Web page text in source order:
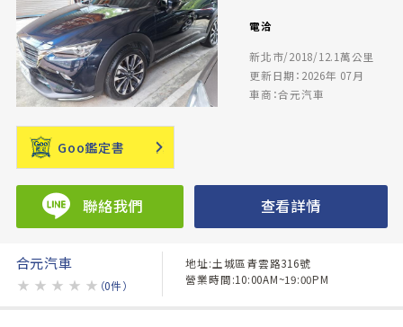
電洽
新北市/2018/12.1萬公里
更新日期：2026年 07月
車商：合元汽車
Goo鑑定書
聯絡我們 查看詳情
合元汽車
★ ★ ★ ★ ★ （0件）
地址:土城區青雲路316號
營業時間:10:00AM~19:00PM